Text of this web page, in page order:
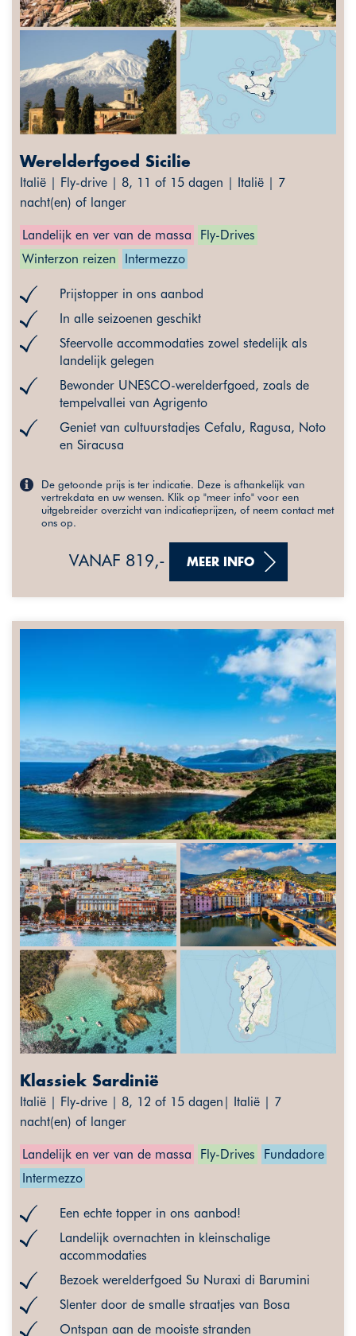
Werelderfgoed Sicilie
Italië | Fly-drive | 8, 11 of 15 dagen | Italië | 7
nacht(en) of langer
Landelijk en ver van de massa
Fly-Drives
Winterzon reizen
Intermezzo
Prijstopper in ons aanbod
In alle seizoenen geschikt
Sfeervolle accommodaties zowel stedelijk als
landelijk gelegen
Bewonder UNESCO-werelderfgoed, zoals de
tempelvallei van Agrigento
Geniet van cultuurstadjes Cefalu, Ragusa, Noto
en Siracusa
De getoonde prijs is ter indicatie. Deze is afhankelijk van
vertrekdata en uw wensen. Klik op "meer info" voor een
uitgebreider overzicht van indicatieprijzen, of neem contact met
ons op.
VANAF 819,- MEER INFO
Klassiek Sardinië
Italië | Fly-drive | 8, 12 of 15 dagen| Italië | 7
nacht(en) of langer
Landelijk en ver van de massa Fly-Drives
Fundadore
Intermezzo
Een echte topper in ons aanbod!
Landelijk overnachten in kleinschalige
accommodaties
Bezoek werelderfgoed Su Nuraxi di Barumini
Slenter door de smalle straatjes van Bosa
Ontspan aan de mooiste stranden